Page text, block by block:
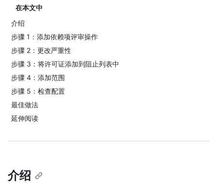
在本文中
介绍
步骤 1：添加依赖项评审操作
步骤 2：更改严重性
步骤 3：将许可证添加到阻止列表中
步骤 4：添加范围
步骤 5：检查配置
最佳做法
延伸阅读
介绍